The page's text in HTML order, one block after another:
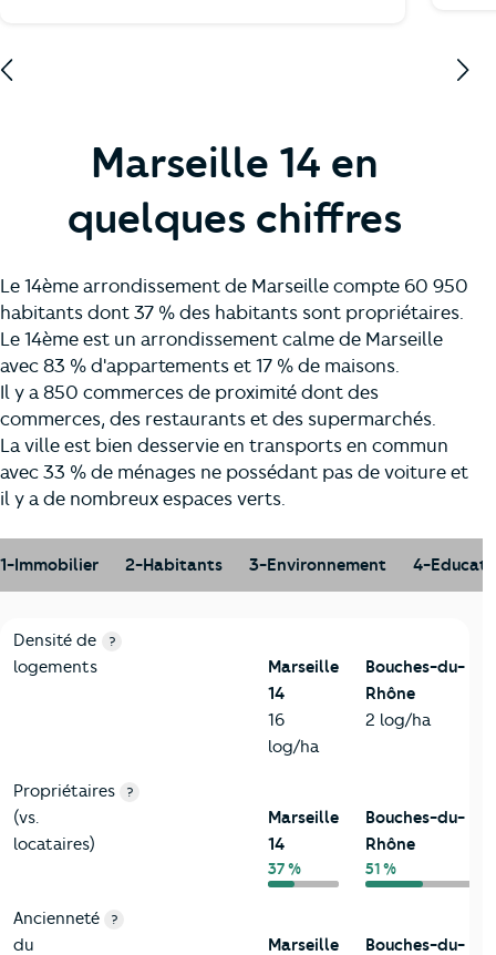
Marseille 14 en
quelques chiffres
Le 14ème arrondissement de Marseille compte 60 950
habitants dont 37 % des habitants sont propriétaires.
Le 14ème est un arrondissement calme de Marseille
avec 83 % d'appartements et 17 % de maisons.
Il y a 850 commerces de proximité dont des
commerces, des restaurants et des supermarchés.
La ville est bien desservie en transports en commun
avec 33 % de ménages ne possédant pas de voiture et
il y a de nombreux espaces verts.
1-Immobilier 2-Habitants 3-Environnement 4-
1-Immobilier
Critères Marseille 14
Densité de
logements
?
Marseille
14
16
log/ha
Bouches-du-
Rhône
2 log/ha
Propriétaires
(vs.
locataires)
?
Marseille
14
37 %
Bouches-du-
Rhône
51 %
Ancienneté
du
?
Marseille Bouches-du-